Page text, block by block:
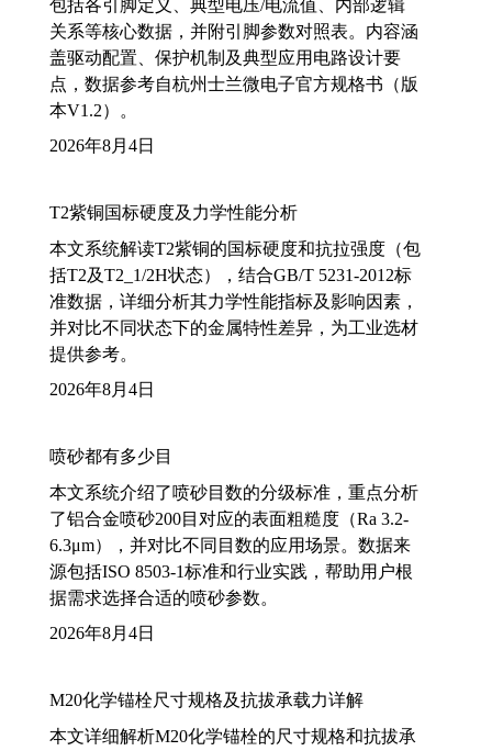
包括各引脚定义、典型电压/电流值、内部逻辑
关系等核心数据，并附引脚参数对照表。内容涵
盖驱动配置、保护机制及典型应用电路设计要
点，数据参考自杭州士兰微电子官方规格书（版
本V1.2）。
2026年8月4日
T2紫铜国标硬度及力学性能分析
本文系统解读T2紫铜的国标硬度和抗拉强度（包
括T2及T2_1/2H状态），结合GB/T 5231-2012标
准数据，详细分析其力学性能指标及影响因素，
并对比不同状态下的金属特性差异，为工业选材
提供参考。
2026年8月4日
喷砂都有多少目
本文系统介绍了喷砂目数的分级标准，重点分析
了铝合金喷砂200目对应的表面粗糙度（Ra 3.2-
6.3μm），并对比不同目数的应用场景。数据来
源包括ISO 8503-1标准和行业实践，帮助用户根
据需求选择合适的喷砂参数。
2026年8月4日
M20化学锚栓尺寸规格及抗拔承载力详解
本文详细解析M20化学锚栓的尺寸规格和抗拔承